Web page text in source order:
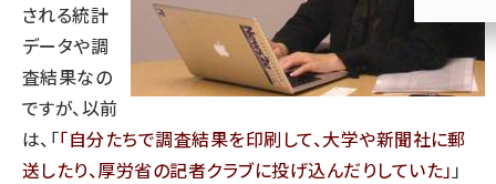
される統計
データや調
査結果なの
ですが、以前
は、「 自分たちで調査結果を印刷して、大学や新聞社に郵
送したり、厚労省の記者クラブに投げ込んだりしていた 」